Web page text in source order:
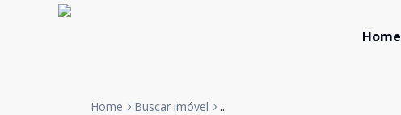
Home
Home Buscar imóvel ...